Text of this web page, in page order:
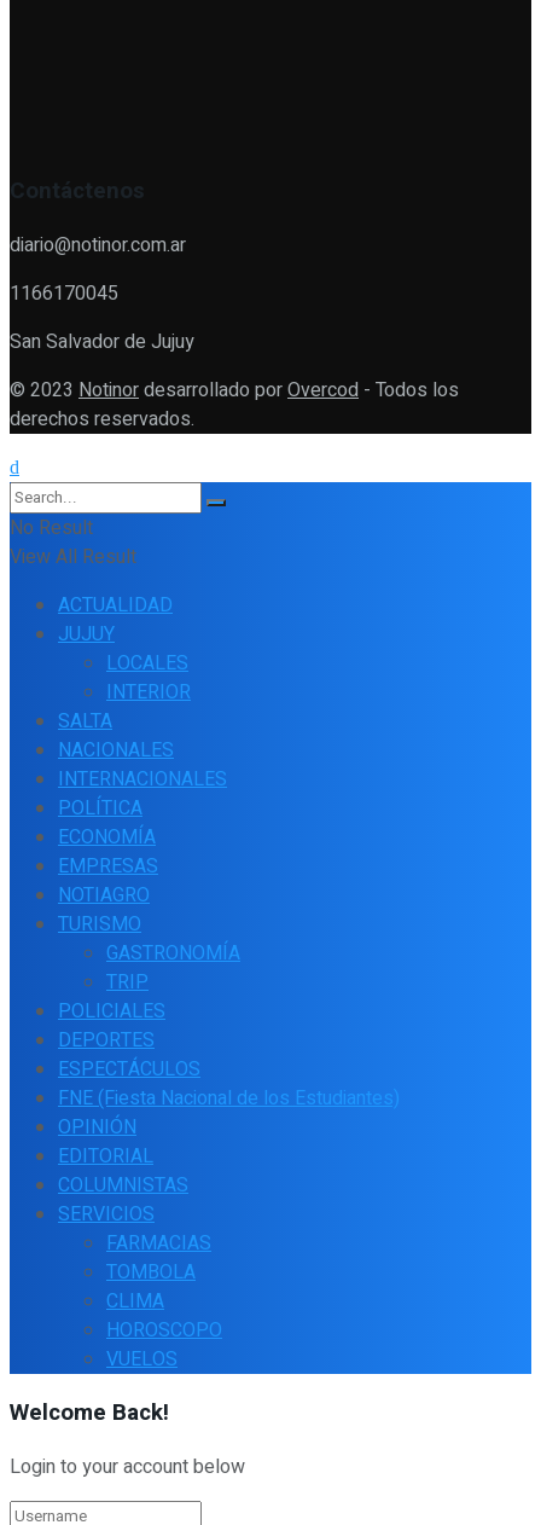
Contáctenos
diario@notinor.com.ar
1166170045
San Salvador de Jujuy
© 2023 Notinordesarrollado porOvercod - Todos los
derechos reservados.
No Result
View All Result
ACTUALIDAD
JUJUY
LOCALES
INTERIOR
SALTA
NACIONALES
INTERNACIONALES
POLÍTICA
ECONOMÍA
EMPRESAS
NOTIAGRO
TURISMO
GASTRONOMÍA
TRIP
POLICIALES
DEPORTES
ESPECTÁCULOS
FNE (Fiesta Nacional de los Estudiantes)
OPINIÓN
EDITORIAL
COLUMNISTAS
SERVICIOS
FARMACIAS
TOMBOLA
CLIMA
HOROSCOPO
VUELOS
Welcome Back!
Login to your account below